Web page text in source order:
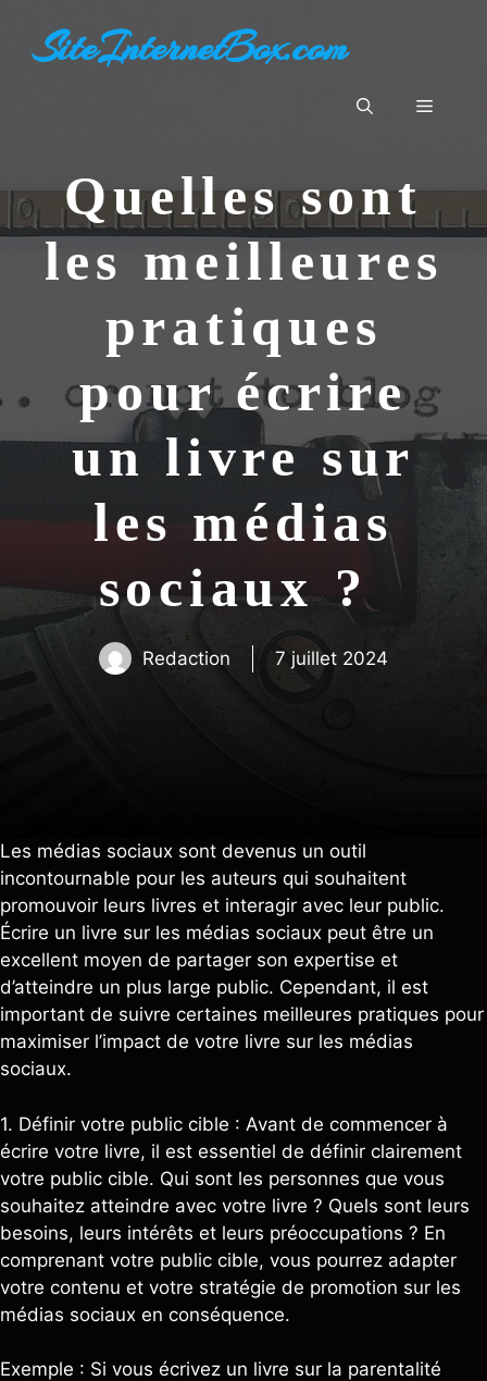
contenuSiteInternetBox.com
Menu
Quelles sont
les meilleures
pratiques
pour écrire
un livre sur
les médias
sociaux ?
Redaction 7 juillet 2024
Les médias sociaux sont devenus un outil
incontournable pour les auteurs qui souhaitent
promouvoir leurs livres et interagir avec leur public.
Écrire un livre sur les médias sociaux peut être un
excellent moyen de partager son expertise et
d’atteindre un plus large public. Cependant, il est
important de suivre certaines meilleures pratiques pour
maximiser l’impact de votre livre sur les médias
sociaux.
1. Définir votre public cible : Avant de commencer à
écrire votre livre, il est essentiel de définir clairement
votre public cible. Qui sont les personnes que vous
souhaitez atteindre avec votre livre ? Quels sont leurs
besoins, leurs intérêts et leurs préoccupations ? En
comprenant votre public cible, vous pourrez adapter
votre contenu et votre stratégie de promotion sur les
médias sociaux en conséquence.
Exemple : Si vous écrivez un livre sur la parentalité